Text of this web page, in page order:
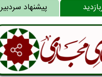
پیشنهاد سردبیر